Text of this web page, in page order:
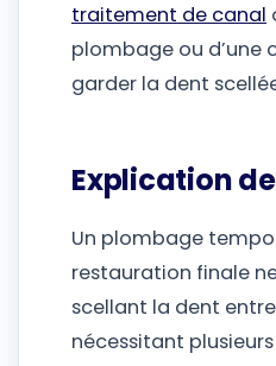
traitement de canal
plombage ou d’une
garder la dent
Explication
Un plombage
restauration finale
scellant la dent
nécessitant